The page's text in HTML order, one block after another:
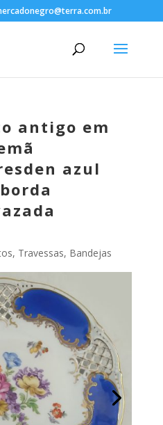
antigo em
azul
Travessas, Bandejas